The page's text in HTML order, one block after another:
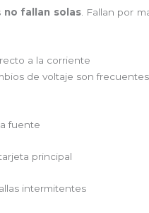
no fallan solas. Fallan por
a la corriente
de voltaje son frecuentes
fuente
principal
intermitentes